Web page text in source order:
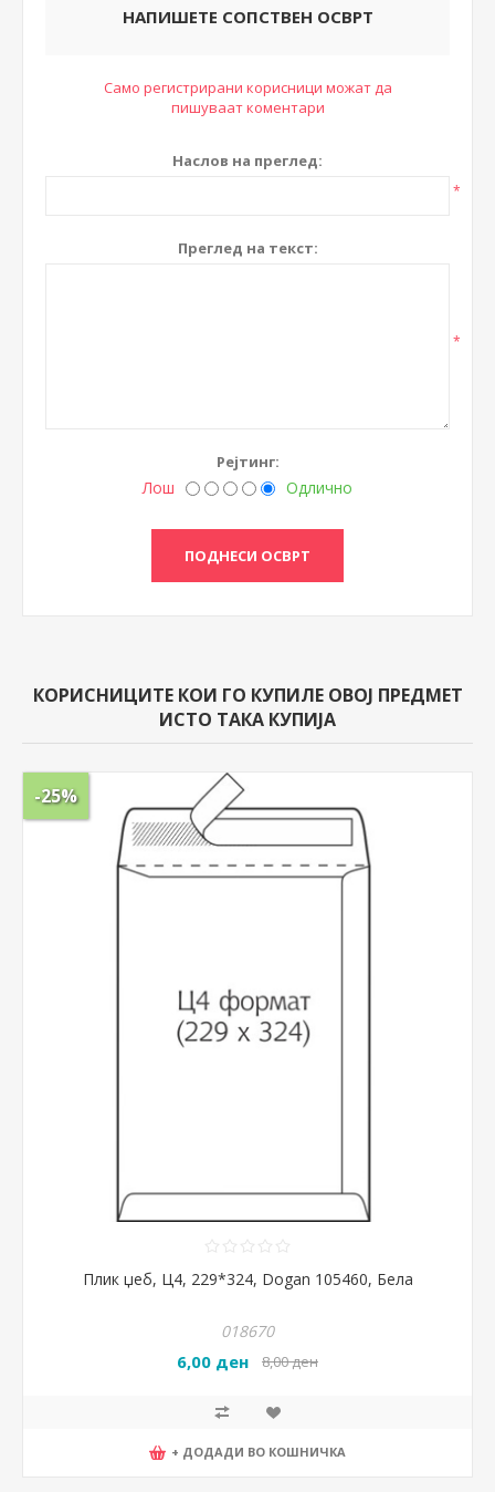
НАПИШЕТЕ СОПСТВЕН ОСВРТ
Само регистрирани корисници можат да
пишуваат коментари
Наслов на преглед:
*
Преглед на текст:
*
Рејтинг:
Лош Одлично
КОРИСНИЦИТЕ КОИ ГО КУПИЛЕ ОВОЈ ПРЕДМЕТ
ИСТО ТАКА КУПИЈА
-25%
Плик џеб, Ц4, 229*324, Dogan 105460, Бела
018670
6,00 ден 8,00 ден
+ ДОДАДИ ВО КОШНИЧКА